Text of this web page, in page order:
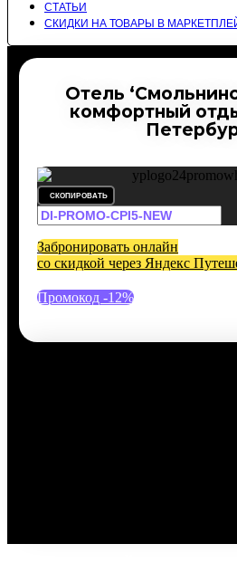
СТАТЬИ
СКИДКИ НА ТОВАРЫ В
Отель
комфортный
СКОПИРОВАТЬ
Забронировать онлайн
со скидкой через Яндекс
Промокод -12%